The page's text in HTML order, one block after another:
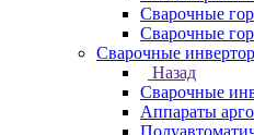
Сварочные
Сварочные
Сварочные
Назад
Сварочные
Аппараты